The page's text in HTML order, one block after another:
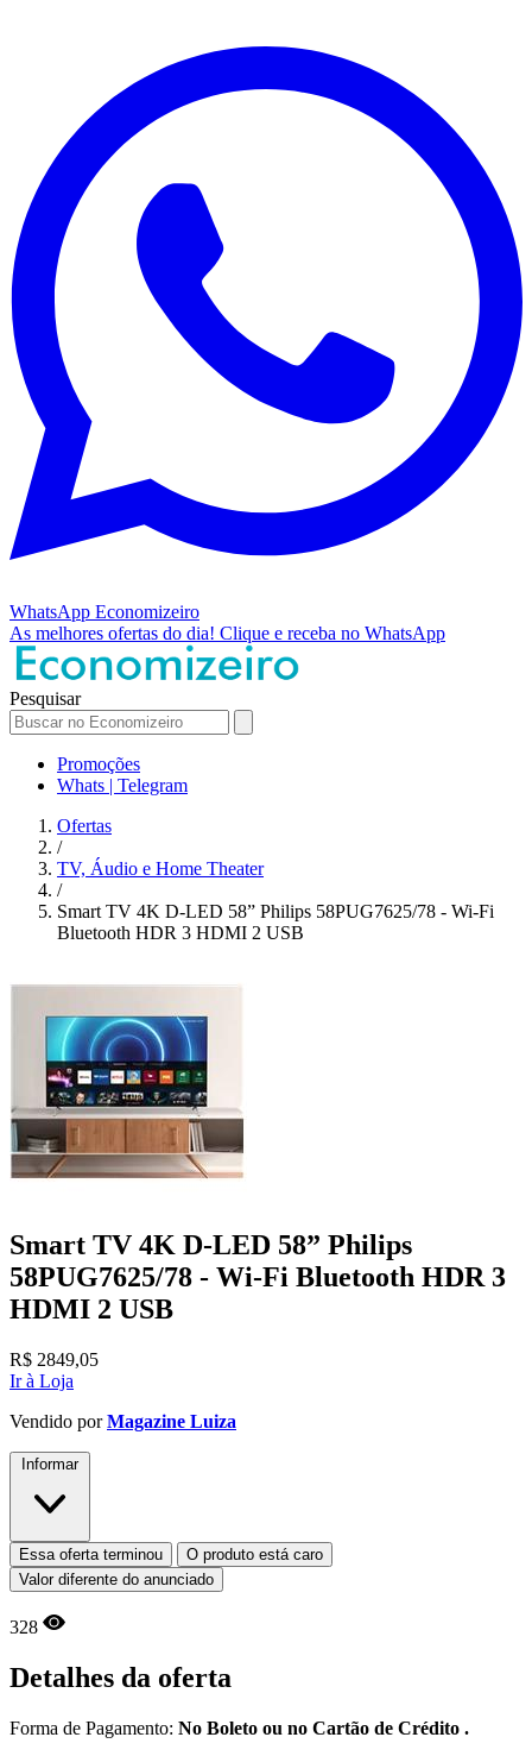
WhatsApp Economizeiro
As melhores ofertas do dia! Clique e receba no WhatsApp
Pesquisar
Promoções
Whats | Telegram
Ofertas
/
TV, Áudio e Home Theater
/
Smart TV 4K D-LED 58” Philips 58PUG7625/78 - Wi-Fi
Bluetooth HDR 3 HDMI 2 USB
Smart TV 4K D-LED 58” Philips
58PUG7625/78 - Wi-Fi Bluetooth HDR 3
HDMI 2 USB
R$ 2849,05
Ir à Loja
Vendido porMagazine Luiza
Informar
Essa oferta terminou
O produto está caro
Valor diferente do anunciado
328
Detalhes da oferta
Forma de Pagamento: No Boleto ou no Cartão de Crédito .